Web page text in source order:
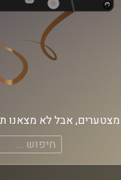
מצטערים, אבל לא מצאנו